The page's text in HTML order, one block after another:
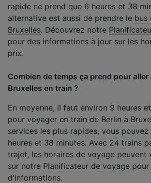
rapide ne prend que 6 heures et 38
alternative est aussi de prendre le bus
Bruxelles. Découvrez notre
pour des informations à jour sur les
prix.
Combien de temps ça prend pour aller
Bruxelles en train ?
En moyenne, il faut environ 9 heures
pour voyager en train de Berlin à
services les plus rapides, vous
heures et 38 minutes. Avec 24 trains
trajet, les horaires de voyage peuvent
sur notre Planificateur de voyage pour
d'informations.